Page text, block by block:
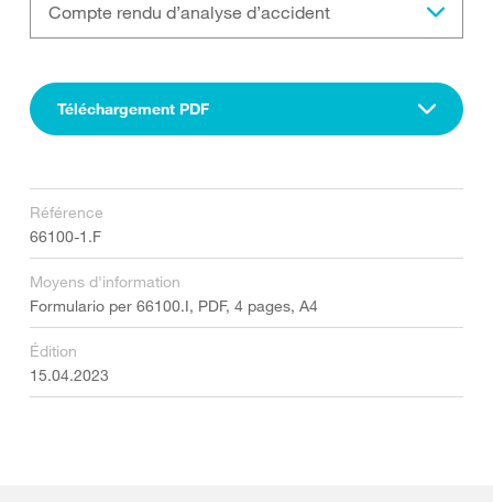
Compte rendu d’analyse d’accident
Téléchargement PDF
Référence
66100-1.F
Moyens d'information
Formulario per 66100.I, PDF, 4 pages, A4
Édition
15.04.2023